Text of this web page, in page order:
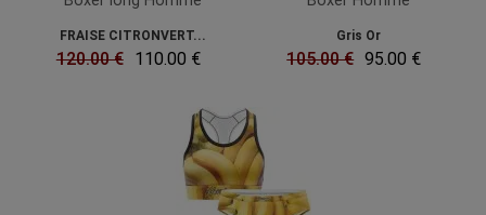
FRAISE CITRONVERT...
120.00 € 110.00 €
Gris Or
105.00 € 95.00 €